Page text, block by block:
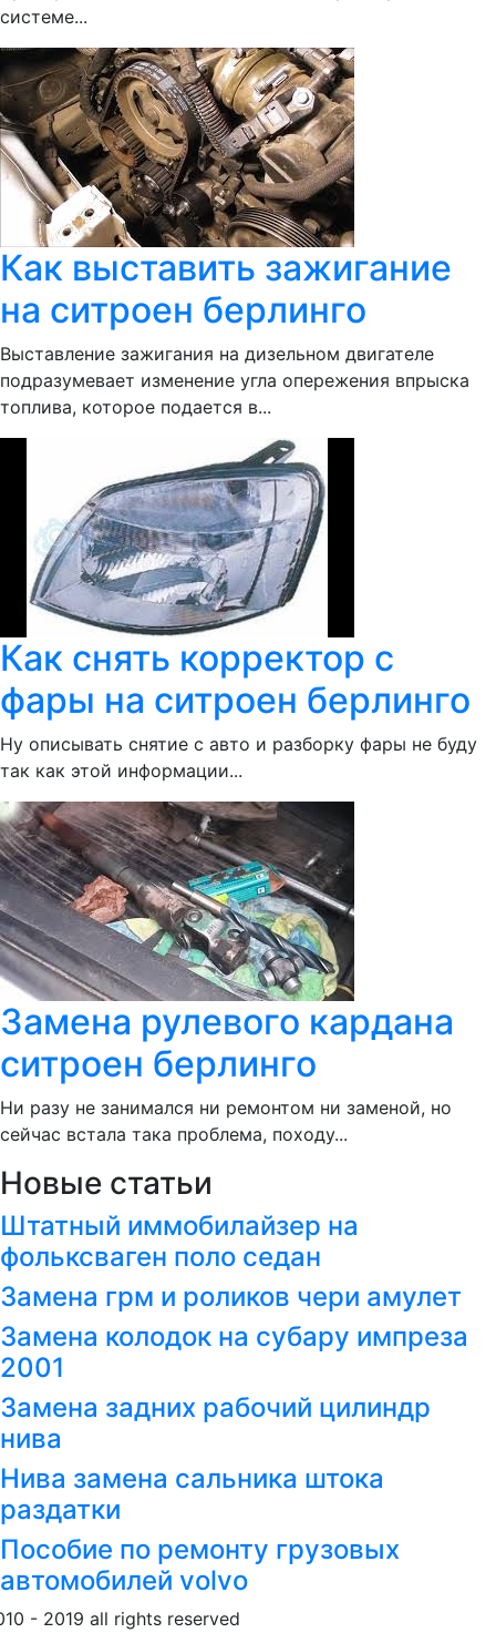
системе...
Как выставить зажигание
на ситроен берлинго
Выставление зажигания на дизельном двигателе
подразумевает изменение угла опережения впрыска
топлива, которое подается в...
Как снять корректор с
фары на ситроен берлинго
Ну описывать снятие с авто и разборку фары не буду
так как этой информации...
Замена рулевого кардана
ситроен берлинго
Ни разу не занимался ни ремонтом ни заменой, но
сейчас встала така проблема, походу...
Новые статьи
Штатный иммобилайзер на
фольксваген поло седан
Замена грм и роликов чери амулет
Замена колодок на субару импреза
2001
Замена задних рабочий цилиндр
нива
Нива замена сальника штока
раздатки
Пособие по ремонту грузовых
автомобилей volvo
- 2019 all rights reserved